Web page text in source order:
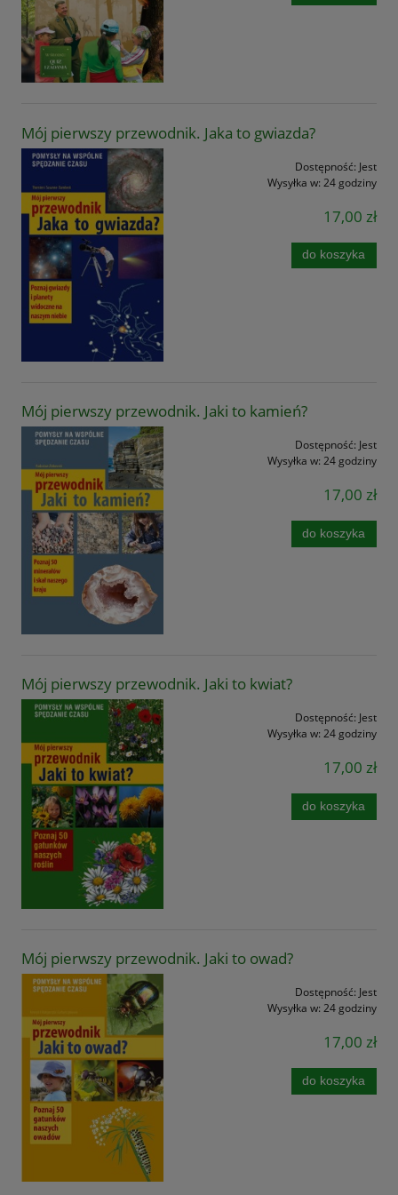
Mój pierwszy przewodnik. Jaka to gwiazda?
Dostępność: Jest
Wysyłka w: 24 godziny
17,00 zł
do koszyka
Mój pierwszy przewodnik. Jaki to kamień?
Dostępność: Jest
Wysyłka w: 24 godziny
17,00 zł
do koszyka
Mój pierwszy przewodnik. Jaki to kwiat?
Dostępność: Jest
Wysyłka w: 24 godziny
17,00 zł
do koszyka
Mój pierwszy przewodnik. Jaki to owad?
Dostępność: Jest
Wysyłka w: 24 godziny
17,00 zł
do koszyka